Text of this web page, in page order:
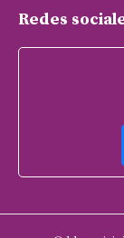
Redes